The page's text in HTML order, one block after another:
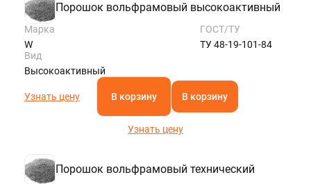
Порошок вольфрамовый высокоактивный
Марка
W
ГОСТ/ТУ
ТУ 48-19-101-84
Вид
Высокоактивный
Узнать цену В корзину В корзину
Узнать цену
Порошок вольфрамовый технический